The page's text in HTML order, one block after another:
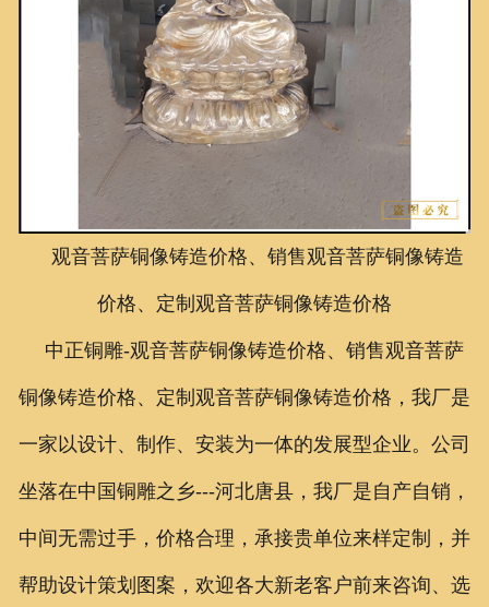
荣誉资质
泥塑鉴赏
联系我们
观音菩萨铜像铸造价格、销售观音菩萨铜像铸造
价格、定制观音菩萨铜像铸造价格
中正铜雕-观音菩萨铜像铸造价格、销售观音菩萨
铜像铸造价格、定制观音菩萨铜像铸造价格， 我厂是
一家以设计、制作、安装为一体的发展型企业。公司
坐落在中国铜雕之乡---河北唐县，我厂是自产自销，
中间无需过手，价格合理，承接贵单位来样定制，并
帮助设计策划图案，欢迎各大新老客户前来咨询、选